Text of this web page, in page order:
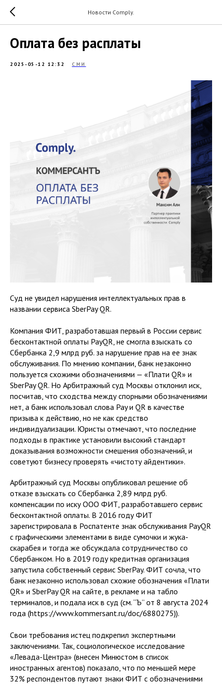
Новости Comply.
Оплата без расплаты
2025-05-12 12:32 СМИ
Суд не увидел нарушения интеллектуальных прав в
названии сервиса SberPay QR.
Компания ФИТ, разработавшая первый в России сервис
бесконтактной оплаты PayQR, не смогла взыскать со
Сбербанка 2,9 млрд руб. за нарушение прав на ее знак
обслуживания. По мнению компании, банк незаконно
пользуется схожими обозначениями — «Плати QR» и
SberPay QR. Но Арбитражный суд Москвы отклонил иск,
посчитав, что сходства между спорными обозначениями
нет, а банк использовал слова Pay и QR в качестве
призыва к действию, но не как средство
индивидуализации. Юристы отмечают, что последние
подходы в практике установили высокий стандарт
доказывания возможности смешения обозначений, и
советуют бизнесу проверять «чистоту айдентики».
Арбитражный суд Москвы опубликовал решение об
отказе взыскать со Сбербанка 2,89 млрд руб.
компенсации по иску ООО ФИТ, разработавшего сервис
бесконтактной оплаты. В 2016 году ФИТ
зарегистрировала в Роспатенте знак обслуживания PayQR
с графическими элементами в виде сумочки и жука-
скарабея и тогда же обсуждала сотрудничество со
Сбербанком. Но в 2019 году кредитная организация
запустила собственный сервис SberPay. ФИТ сочла, что
банк незаконно использовал схожие обозначения «Плати
QR» и SberPay QR на сайте, в рекламе и на табло
терминалов, и подала иск в суд (см. “Ъ” от 8 августа 2024
года (https://www.kommersant.ru/doc/6880275)).
Свои требования истец подкрепил экспертными
заключениями. Так, социологическое исследование
«Левада-Центра» (внесен Минюстом в список
иностранных агентов) показало, что по меньшей мере
32% респондентов путают знаки ФИТ с обозначениями